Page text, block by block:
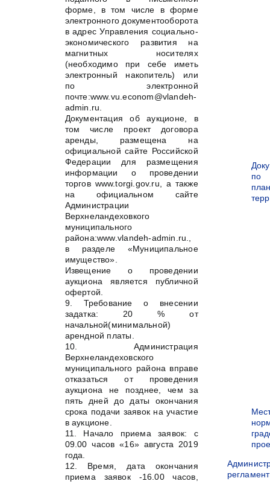
форме, в том числе в форме
электронного документооборота
в адрес Управления социально-
экономического развития на
магнитных носителях
(необходимо при себе иметь
электронный накопитель) или
по электронной
почте:www.vu.econom@vlandeh-
admin.ru.
Документация об аукционе, в
том числе проект договора
аренды, размещена на
официальной сайте Российской
Федерации для размещения
информации о проведении
торгов www.torgi.gov.ru, а также
на официальном сайте
Администрации
Верхнеландеховкого
муниципального
района:www.vlandeh-admin.ru.,
в разделе «Муниципальное
имущество».
Извещение о проведении
аукциона является публичной
офертой.
9. Требование о внесении
задатка: 20 % от
начальной(минимальной)
арендной платы.
10. Администрация
Верхнеландеховского
муниципального района вправе
отказаться от проведения
аукциона не позднее, чем за
пять дней до даты окончания
срока подачи заявок на участие
в аукционе.
11. Начало приема заявок: с
09.00 часов «16» августа 2019
года.
12. Время, дата окончания
приема заявок -16.00 часов,
по